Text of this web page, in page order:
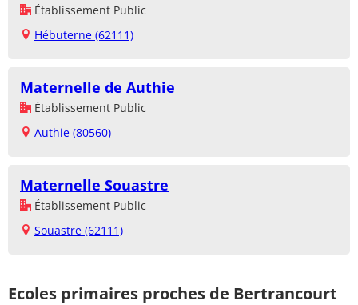
Établissement Public
Hébuterne (62111)
Maternelle de Authie
Établissement Public
Authie (80560)
Maternelle Souastre
Établissement Public
Souastre (62111)
Ecoles primaires proches de Bertrancourt